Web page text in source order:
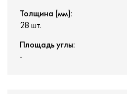
Толщина (мм):
28 шт.
Площадь углы:
-